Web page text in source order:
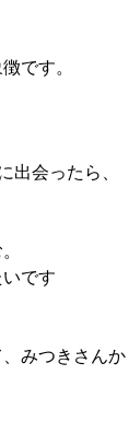
です。
出会ったら、
です
みつきさんか